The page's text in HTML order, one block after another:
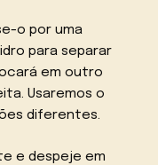
o por uma
para separar
em outro
Usaremos o
diferentes.
e despeje em